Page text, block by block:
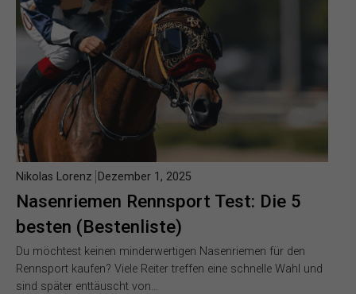
Nasenriemen Rennsport Test: Die 5
besten (Bestenliste)
Nikolas Lorenz Dezember 1, 2025
Du möchtest keinen minderwertigen Nasenriemen für den
Rennsport kaufen? Viele Reiter treffen eine schnelle Wahl und
sind später enttäuscht von…